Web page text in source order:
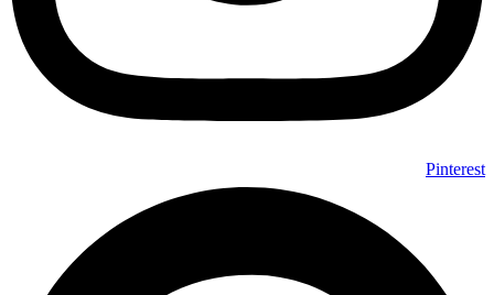
Pinterest